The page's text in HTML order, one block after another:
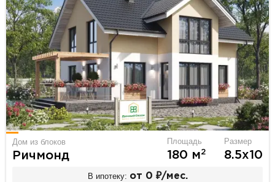
Дом из блоков
Ричмонд
Площадь
180 м2
Размер
8.5х10
В ипотеку: от 0 ₽/мес.